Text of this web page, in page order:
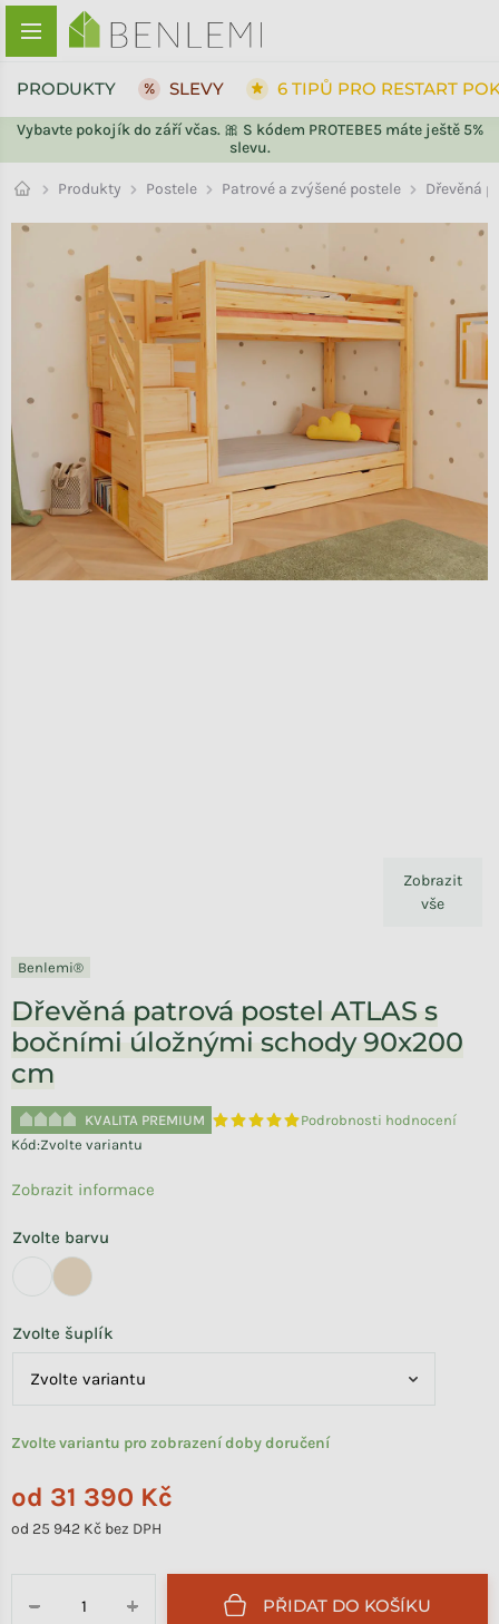
Přejít na obsah
Vybavte pokojík do září včas. 🎀 S kódem PROTEBE5 máte ještě 5%
slevu.
PRODUKTY SLEVY 6 TIPŮ PRO RESTART
Produkty Postele Patrové a zvýšené postele Dřevěná
Zobrazit
vše
Benlemi®
Dřevěná patrová postel ATLAS s
bočními úložnými schody 90x200
cm
KVALITA PREMIUM
Průměrné hodnocení produktu je
Podrobnosti hodnocení
Kód:Zvolte variantu
od 31 390 Kč
od 25 942 Kč bez DPH
Zvolte variantu pro zobrazení doby doručení
Zvolte barvu
Zvolte šuplík
+
− PŘIDAT DO KOŠÍKU
Zobrazit informace
ZPĚT DO OBCHODU